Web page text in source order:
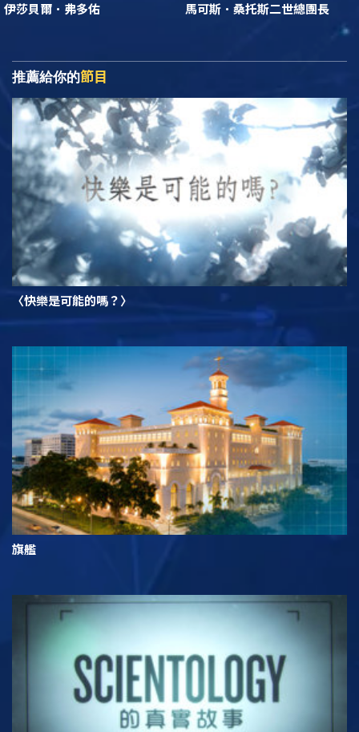
伊莎貝爾．弗多佑 馬可斯．桑托斯二世總團長
推薦給你的節目
〈快樂是可能的嗎？〉
旗艦